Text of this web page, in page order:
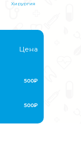
500₽
500₽
Цена
Хирургия